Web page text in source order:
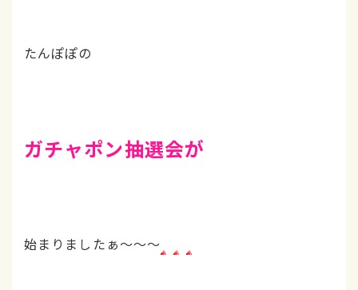
たんぽぽの
ガチャポン抽選会が
始まりましたぁ～～～